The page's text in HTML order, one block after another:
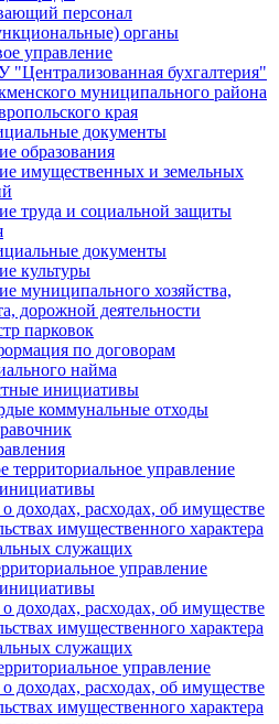
персонал
органы
управление
бухгалтерия"
муниципального района
края
документы
образования
имущественных и земельных
труда и социальной защиты
документы
культуры
муниципального хозяйства,
дорожной деятельности
парковок
по договорам
найма
инициативы
коммунальные отходы
территориальное управление
доходах, расходах, об имуществе
имущественного характера
служащих
управление
доходах, расходах, об имуществе
имущественного характера
служащих
управление
доходах, расходах, об имуществе
имущественного характера